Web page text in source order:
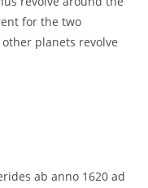
for the two
planets revolve
ab anno 1620 ad